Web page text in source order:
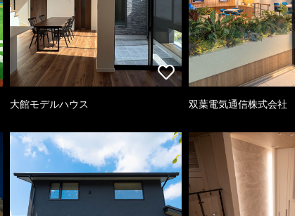
大館モデルハウス 双葉電気通信株式会社